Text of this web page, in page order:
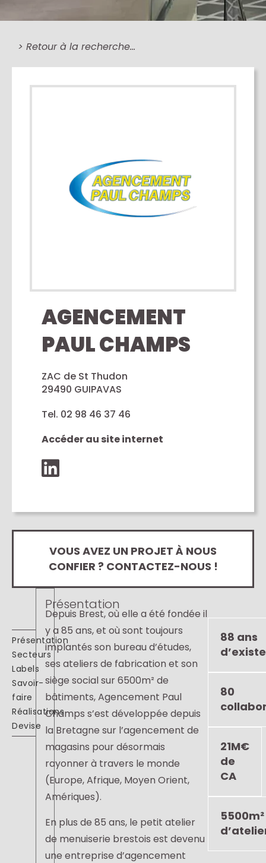
> Retour à la recherche…
AGENCEMENT
PAUL CHAMPS
ZAC de St Thudon
29490 GUIPAVAS
Tel. 02 98 46 37 46
Accéder au site internet
VOUS AVEZ UN PROJET À NOUS
CONFIER ? CONTACTEZ-NOUS !
Présentation
Secteurs
Labels
Savoir-
faire
Réalisations
Devise
Présentation
Depuis Brest, où elle a été fondée il
y a 85 ans, et où sont toujours
implantés son bureau d’études,
ses ateliers de fabrication et son
siège social sur 6500m² de
bâtiments, Agencement Paul
Champs s’est développée depuis
la Bretagne sur l’agencement de
magasins pour désormais
rayonner à travers le monde
(Europe, Afrique, Moyen Orient,
Amériques).
En plus de 85 ans, le petit atelier
de menuiserie brestois est devenu
une entreprise d’agencement
88 ans
80
21M€
de
CA
5500m²